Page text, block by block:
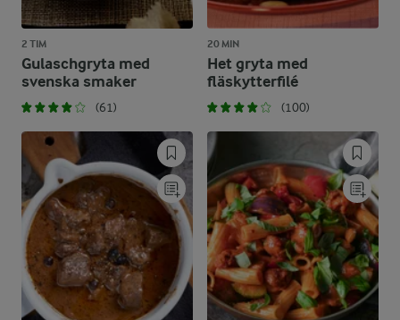
2 TIM
Gulaschgryta med
svenska smaker
(61)
20 MIN
Het gryta med
fläskytterfilé
(100)